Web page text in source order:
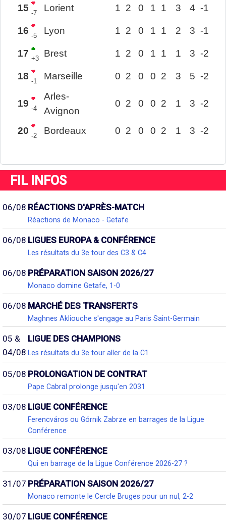
15 -7 Lorient 1 2 0 1 1 3 4 -1
16 -5 Lyon 1 2 0 1 1 2 3 -1
17 +3 Brest 1 2 0 1 1 1 3 -2
18 -1 Marseille 0 2 0 0 2 3 5 -2
19 -4
Arles-
Avignon
0 2 0 0 2 1 3 -2
20 -2 Bordeaux 0 2 0 0 2 1 3 -2
FIL INFOS
06/08 RÉACTIONS D'APRÈS-MATCH
Réactions de Monaco - Getafe
06/08 LIGUES EUROPA & CONFÉRENCE
Les résultats du 3e tour des C3 & C4
06/08 PRÉPARATION SAISON 2026/27
Monaco domine Getafe, 1-0
06/08 MARCHÉ DES TRANSFERTS
Maghnes Akliouche s'engage au Paris Saint-Germain
05 &
04/08
LIGUE DES CHAMPIONS
Les résultats du 3e tour aller de la C1
05/08 PROLONGATION DE CONTRAT
Pape Cabral prolonge jusqu'en 2031
03/08 LIGUE CONFÉRENCE
Ferencváros ou Górnik Zabrze en barrages de la Ligue
Conférence
03/08 LIGUE CONFÉRENCE
Qui en barrage de la Ligue Conférence 2026-27 ?
31/07 PRÉPARATION SAISON 2026/27
Monaco remonte le Cercle Bruges pour un nul, 2-2
30/07 LIGUE CONFÉRENCE